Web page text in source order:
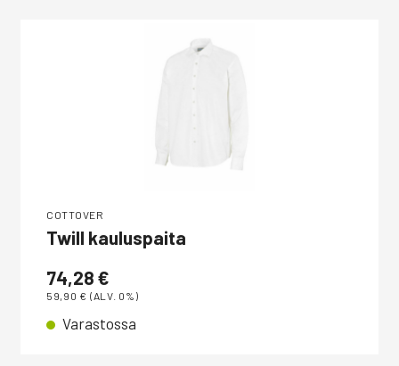
COTTOVER
Twill kauluspaita
74,28 €
59,90 € (ALV. 0%)
Varastossa